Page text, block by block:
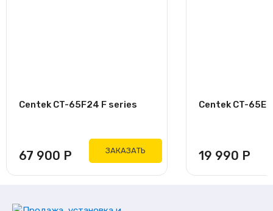
Centek CT-65F24 F series
67 900 Р ЗАКАЗАТЬ
Centek CT-
19 990 Р